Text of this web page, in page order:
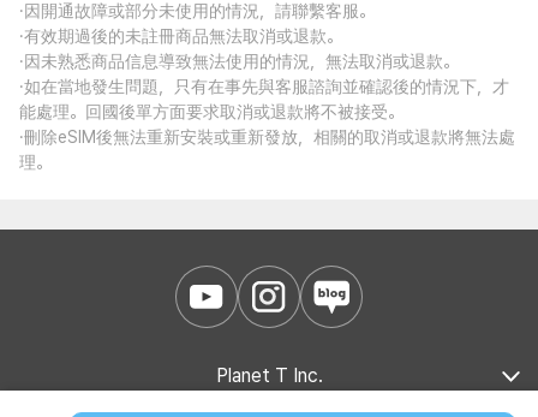
·因開通故障或部分未使用的情況，請聯繫客服。
·有效期過後的未註冊商品無法取消或退款。
·因未熟悉商品信息導致無法使用的情況，無法取消或退款。
·如在當地發生問題，只有在事先與客服諮詢並確認後的情況下，才
能處理。回國後單方面要求取消或退款將不被接受。
·刪除eSIM後無法重新安裝或重新發放，相關的取消或退款將無法處
理。
Planet T Inc.